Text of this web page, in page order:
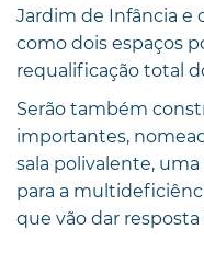
Jardim de Infância e
como dois espaços
requalificação total
Serão também
importantes,
sala polivalente, uma
para a
que vão dar resposta